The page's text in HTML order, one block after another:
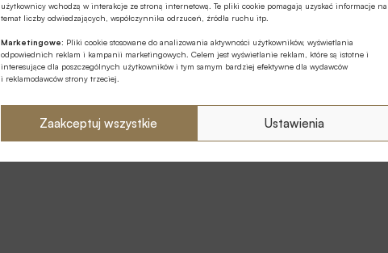
użytkownicy wchodzą w interakcje ze stroną internetową. Te pliki cookie pomagają uzyskać informacje na
temat liczby odwiedzających, współczynnika odrzuceń, źródła ruchu itp.
Marketingowe: Pliki cookie stosowane do analizowania aktywności użytkowników, wyświetlania
odpowiednich reklam i kampanii marketingowych. Celem jest wyświetlanie reklam, które są istotne i
interesujące dla poszczególnych użytkowników i tym samym bardziej efektywne dla wydawców
i reklamodawców strony trzeciej.
Zaakceptuj wszystkie Ustawienia